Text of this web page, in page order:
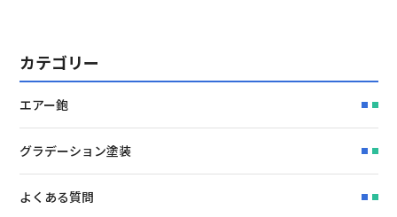
カテゴリー
エアー鉋
グラデーション塗装
よくある質問